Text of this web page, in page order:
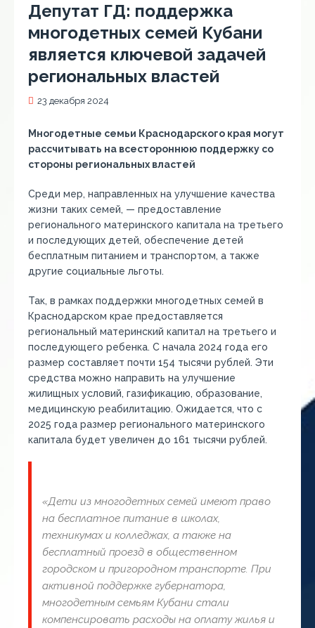
Депутат ГД: поддержка
многодетных семей Кубани
является ключевой задачей
региональных властей
23 декабря 2024
Многодетные семьи Краснодарского края могут
рассчитывать на всестороннюю поддержку со
стороны региональных властей
Среди мер, направленных на улучшение качества
жизни таких семей, — предоставление
регионального материнского капитала на третьего
и последующих детей, обеспечение детей
бесплатным питанием и транспортом, а также
другие социальные льготы.
Так, в рамках поддержки многодетных семей в
Краснодарском крае предоставляется
региональный материнский капитал на третьего и
последующего ребенка. С начала 2024 года его
размер составляет почти 154 тысячи рублей. Эти
средства можно направить на улучшение
жилищных условий, газификацию, образование,
медицинскую реабилитацию. Ожидается, что с
2025 года размер регионального материнского
капитала будет увеличен до 161 тысячи рублей.
«Дети из многодетных семей имеют право
на бесплатное питание в школах,
техникумах и колледжах, а также на
бесплатный проезд в общественном
городском и пригородном транспорте. При
активной поддержке губернатора,
многодетным семьям Кубани стали
компенсировать расходы на оплату жилья и